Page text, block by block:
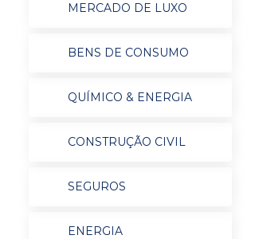
MERCADO DE LUXO
BENS DE CONSUMO
QUÍMICO & ENERGIA
CONSTRUÇÃO CIVIL
SEGUROS
ENERGIA